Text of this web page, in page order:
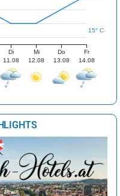
Di
11.08
Mi
12.08
Do
13.08
Fr
14.08
15° C